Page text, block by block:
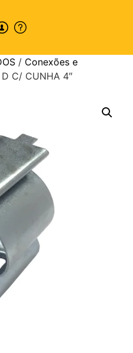
/ Conexões e
D C/ CUNHA 4″